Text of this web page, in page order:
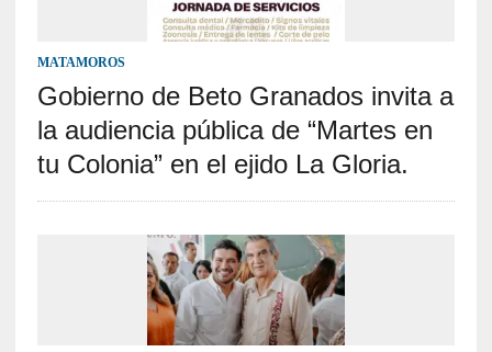
MATAMOROS
Gobierno de Beto Granados invita a
la audiencia pública de “Martes en
tu Colonia” en el ejido La Gloria.